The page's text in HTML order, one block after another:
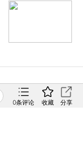
0条评论 收藏 分享